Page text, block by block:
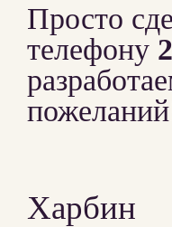
Просто
телефону
Харбин